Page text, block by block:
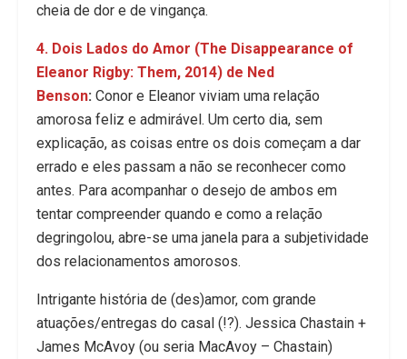
cheia de dor e de vingança.
4. Dois Lados do Amor (The Disappearance of
Eleanor Rigby: Them, 2014) de Ned
Benson: Conor e Eleanor viviam uma relação
amorosa feliz e admirável. Um certo dia, sem
explicação, as coisas entre os dois começam a dar
errado e eles passam a não se reconhecer como
antes. Para acompanhar o desejo de ambos em
tentar compreender quando e como a relação
degringolou, abre-se uma janela para a subjetividade
dos relacionamentos amorosos.
Intrigante história de (des)amor, com grande
atuações/entregas do casal (!?). Jessica Chastain +
James McAvoy (ou seria MacAvoy – Chastain)